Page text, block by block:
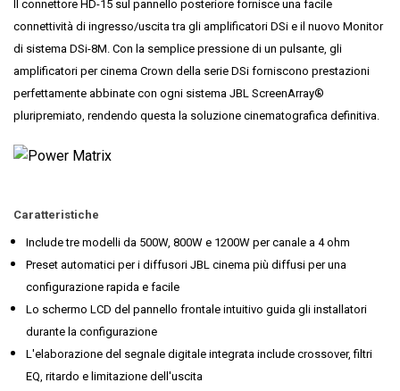
Il connettore HD-15 sul pannello posteriore fornisce una facile
connettività di ingresso/uscita tra gli amplificatori DSi e il nuovo Monitor
di sistema DSi-8M. Con la semplice pressione di un pulsante, gli
amplificatori per cinema Crown della serie DSi forniscono prestazioni
perfettamente abbinate con ogni sistema JBL ScreenArray®
pluripremiato, rendendo questa la soluzione cinematografica definitiva.
Caratteristiche
Include tre modelli da 500W, 800W e 1200W per canale a 4 ohm
Preset automatici per i diffusori JBL cinema più diffusi per una
configurazione rapida e facile
Lo schermo LCD del pannello frontale intuitivo guida gli installatori
durante la configurazione
L'elaborazione del segnale digitale integrata include crossover, filtri
EQ, ritardo e limitazione dell'uscita